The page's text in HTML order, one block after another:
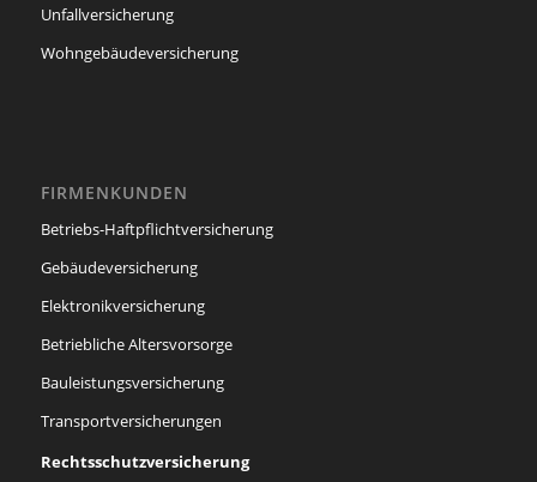
Unfallversicherung
Wohngebäudeversicherung
FIRMENKUNDEN
Betriebs-Haftpflichtversicherung
Gebäudeversicherung
Elektronikversicherung
Betriebliche Altersvorsorge
Bauleistungsversicherung
Transportversicherungen
Rechtsschutzversicherung